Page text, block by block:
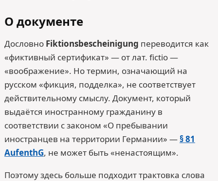
О документе
Дословно Fiktionsbescheinigung переводится как
«фиктивный сертификат» — от лат. fictio —
«воображение». Но термин, означающий на
русском «фикция, подделка», не соответствует
действительному смыслу. Документ, который
выдаётся иностранному гражданину в
соответствии с законом «О пребывании
иностранцев на территории Германии» —§ 81
AufenthG, не может быть «ненастоящим».
Поэтому здесь больше подходит трактовка слова